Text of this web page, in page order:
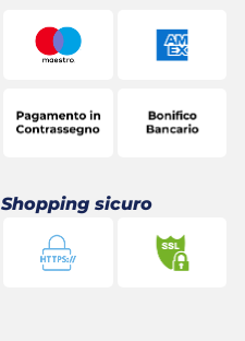
Shopping sicuro